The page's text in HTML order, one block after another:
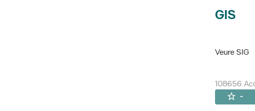
GIS
Veure SIG
108656
-